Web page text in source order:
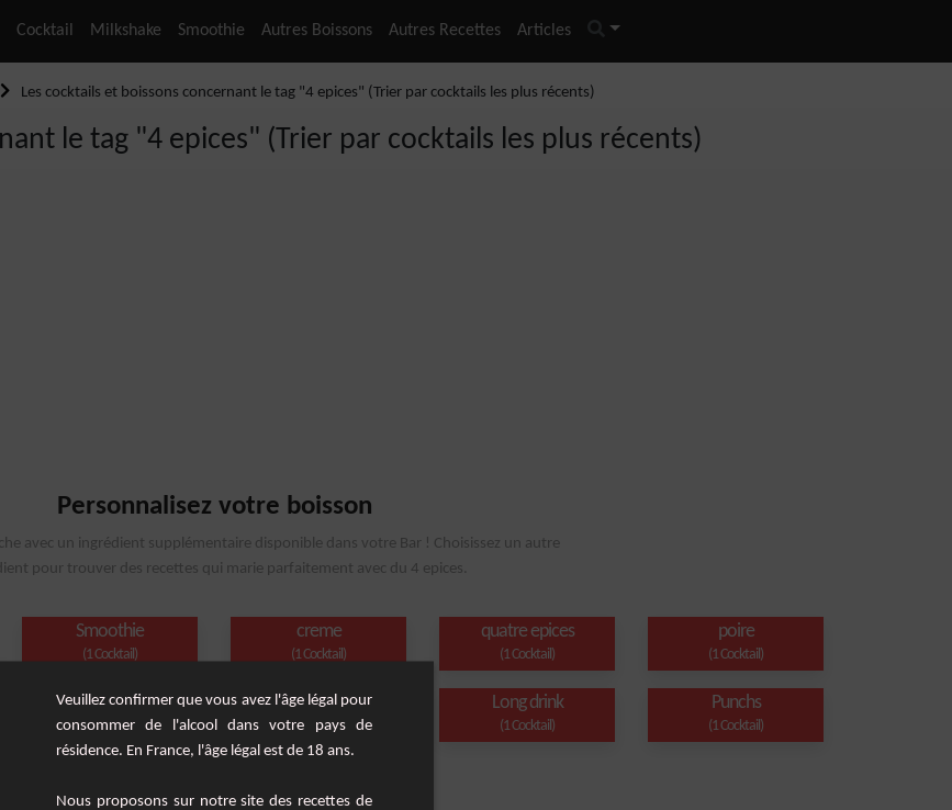
Cocktail Milkshake Smoothie Autres Boissons Autres Recettes Articles
Les cocktails et boissons concernant le tag "4 epices" (Trier par cocktails les plus récents)
le tag "4 epices" (Trier par cocktails les plus récents)
Personnalisez votre boisson
avec un ingrédient supplémentaire disponible dans votre Bar ! Choisissez un autre
pour trouver des recettes qui marie parfaitement avec du 4 epices.
Smoothie
(1 Cocktail)
creme
(1 Cocktail)
quatre epices
(1 Cocktail)
poire
(1 Cocktail)
crème fraîche
(1 Cocktail)
framboise
(1 Cocktail)
Long drink
(1 Cocktail)
Punchs
(1 Cocktail)
Veuillez confirmer que vous avez l'âge légal pour
consommer de l'alcool dans votre pays de
résidence. En France, l'âge légal est de 18 ans.
Nous proposons sur notre site des recettes de